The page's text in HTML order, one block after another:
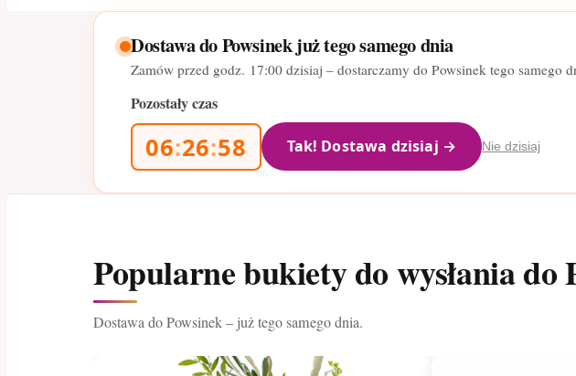
Dostawa do Powsinek już tego samego dnia
Zamów przed godz. 17:00 dzisiaj – dostarczamy do Powsinek tego samego
Pozostały czas
06:26:57 Tak! Dostawa dzisiaj → Nie dzisiaj
Popularne bukiety do wysłania do
Dostawa do Powsinek – już tego samego dnia.